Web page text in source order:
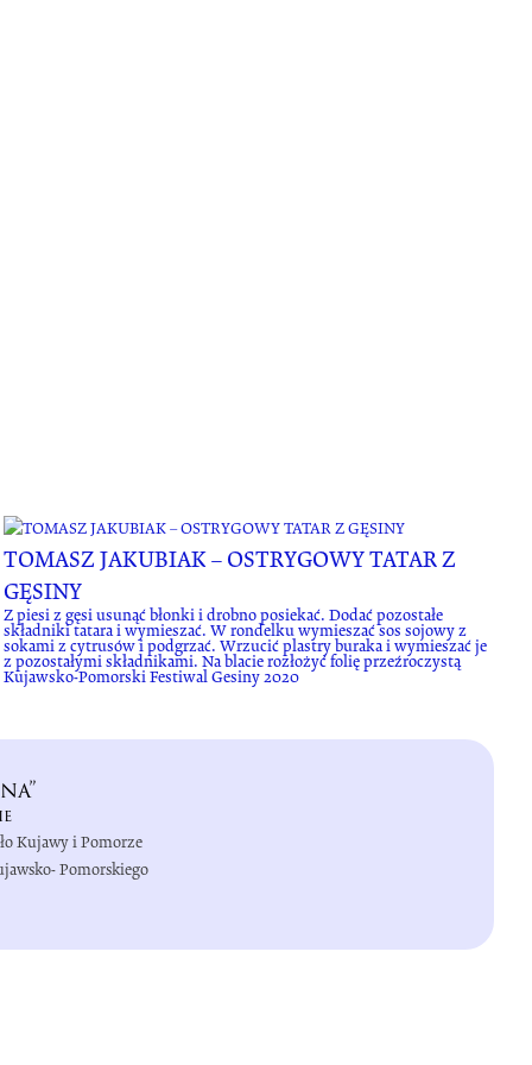
TOMASZ JAKUBIAK – OSTRYGOWY TATAR Z
GĘSINY
Z piesi z gęsi usunąć błonki i drobno posiekać. Dodać pozostałe
składniki tatara i wymieszać. W rondelku wymieszać sos sojowy z
sokami z cytrusów i podgrzać. Wrzucić plastry buraka i wymieszać je
z pozostałymi składnikami. Na blacie rozłożyć folię przeźroczystą
Kujawsko-Pomorski Festiwal Gesiny 2020
Kujawy i Pomorze
Pomorskiego